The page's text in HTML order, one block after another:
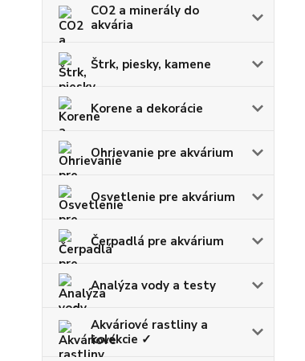
CO2 a minerály do
akvária
Štrk, piesky, kamene
Korene a dekorácie
Ohrievanie pre akvárium
Osvetlenie pre akvárium
Čerpadlá pre akvárium
Analýza vody a testy
Akváriové rastliny a
kolekcie ✓